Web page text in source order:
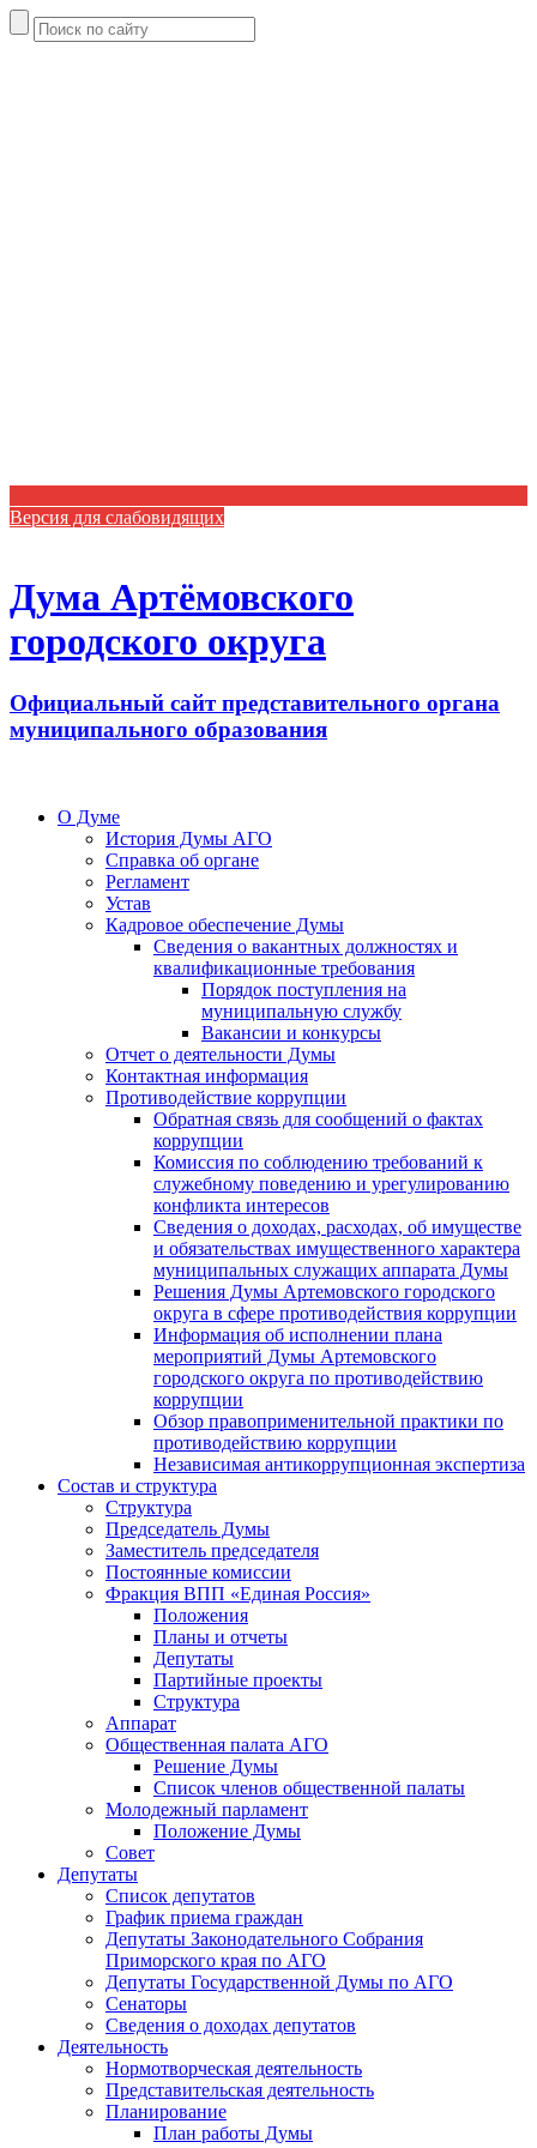
Версия для слабовидящих
Дума Артёмовского
городского округа
Официальный сайт представительного органа
муниципального образования
О Думе
История Думы АГО
Справка об органе
Регламент
Устав
Кадровое обеспечение Думы
Сведения о вакантных должностях и
квалификационные требования
Порядок поступления на
муниципальную службу
Вакансии и конкурсы
Отчет о деятельности Думы
Контактная информация
Противодействие коррупции
Обратная связь для сообщений о фактах
коррупции
Комиссия по соблюдению требований к
служебному поведению и урегулированию
конфликта интересов
Сведения о доходах, расходах, об имуществе
и обязательствах имущественного характера
муниципальных служащих аппарата Думы
Решения Думы Артемовского городского
округа в сфере противодействия коррупции
Информация об исполнении плана
мероприятий Думы Артемовского
городского округа по противодействию
коррупции
Обзор правоприменительной практики по
противодействию коррупции
Независимая антикоррупционная экспертиза
Состав и структура
Структура
Председатель Думы
Заместитель председателя
Постоянные комиссии
Фракция ВПП «Единая Россия»
Положения
Планы и отчеты
Депутаты
Партийные проекты
Структура
Аппарат
Общественная палата АГО
Решение Думы
Список членов общественной палаты
Молодежный парламент
Положение Думы
Совет
Депутаты
Список депутатов
График приема граждан
Депутаты Законодательного Собрания
Приморского края по АГО
Депутаты Государственной Думы по АГО
Сенаторы
Сведения о доходах депутатов
Деятельность
Нормотворческая деятельность
Представительская деятельность
Планирование
План работы Думы